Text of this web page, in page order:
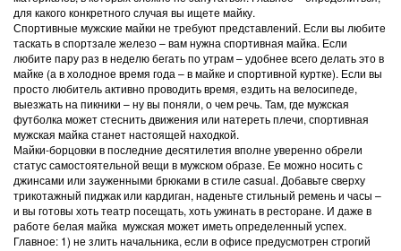
для какого конкретного случая вы ищете майку.
Спортивные мужские майки не требуют представлений. Если вы любите
таскать в спортзале железо – вам нужна спортивная майка. Если
любите пару раз в неделю бегать по утрам – удобнее всего делать это в
майке (а в холодное время года – в майке и спортивной куртке). Если вы
просто любитель активно проводить время, ездить на велосипеде,
выезжать на пикники – ну вы поняли, о чем речь. Там, где мужская
футболка может стеснить движения или натереть плечи, спортивная
мужская майка станет настоящей находкой.
Майки-борцовки в последние десятилетия вполне уверенно обрели
статус самостоятельной вещи в мужском образе. Ее можно носить с
джинсами или зауженными брюками в стиле casual. Добавьте сверху
трикотажный пиджак или кардиган, наденьте стильный ремень и часы –
и вы готовы хоть театр посещать, хоть ужинать в ресторане. И даже в
работе белая майка мужская может иметь определенный успех.
Главное: 1) не злить начальника, если в офисе предусмотрен строгий